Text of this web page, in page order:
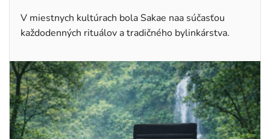
V miestnych kultúrach bola Sakae naa súčasťou
každodenných rituálov a tradičného bylinkárstva.